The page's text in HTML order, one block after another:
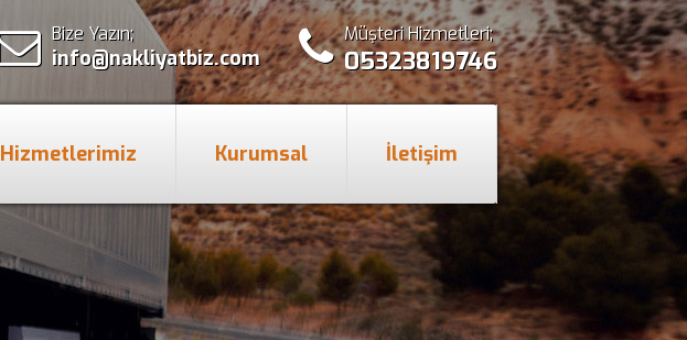
Müşteri Hizmetleri;
05323819746
Bize Yazın;
info@nakliyatbiz.com
Hizmetlerimiz Kurumsal İletişim